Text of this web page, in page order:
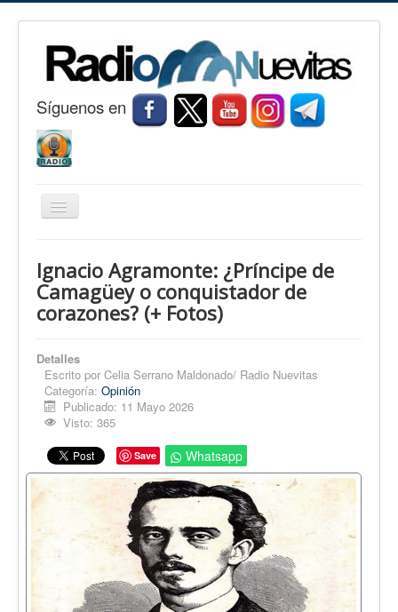
Síguenos en
Cambiar
Nuevitas
Noticias
Fotorreportaje
Opinión
En audio
Medio Ambiente
Ciencia, tecnología y curiosidades
Francés
Inglés
Desempolvando la historia
Ignacio Agramonte: ¿Príncipe de
Camagüey o conquistador de
corazones? (+ Fotos)
Detalles
Escrito por Celia Serrano Maldonado/ Radio Nuevitas
Categoría: Opinión
Publicado: 11 Mayo 2026
Visto: 365
Save Whatsapp